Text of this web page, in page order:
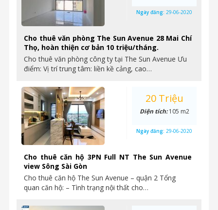
Cho thuê văn phòng The Sun Avenue 28 Mai Chí
Thọ, hoàn thiện cơ bản 10 triệu/tháng.
Cho thuê văn phòng công ty tại The Sun Avenue Ưu
điểm: Vị trí trung tâm: liền kề cảng, cao…
Ngày đăng: 29-06-2020
Cho thuê căn hộ 3PN Full NT The Sun Avenue
view Sông Sài Gòn
Cho thuê căn hộ The Sun Avenue – quận 2 Tổng
quan căn hộ: – Tình trạng nội thất cho…
20 Triệu
Diện tích:105 m2
Ngày đăng: 29-06-2020